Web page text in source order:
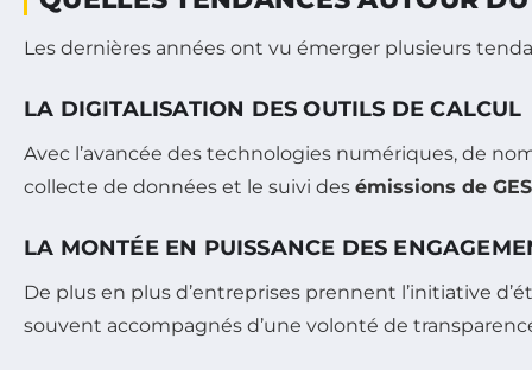
Les dernières années ont vu émerger plusieurs
LA DIGITALISATION DES OUTILS DE CALCUL
Avec l’avancée des technologies numériques, de
collecte de données et le suivi des émissions de GES
LA MONTÉE EN PUISSANCE DES
De plus en plus d’entreprises prennent l’initiative
souvent accompagnés d’une volonté de